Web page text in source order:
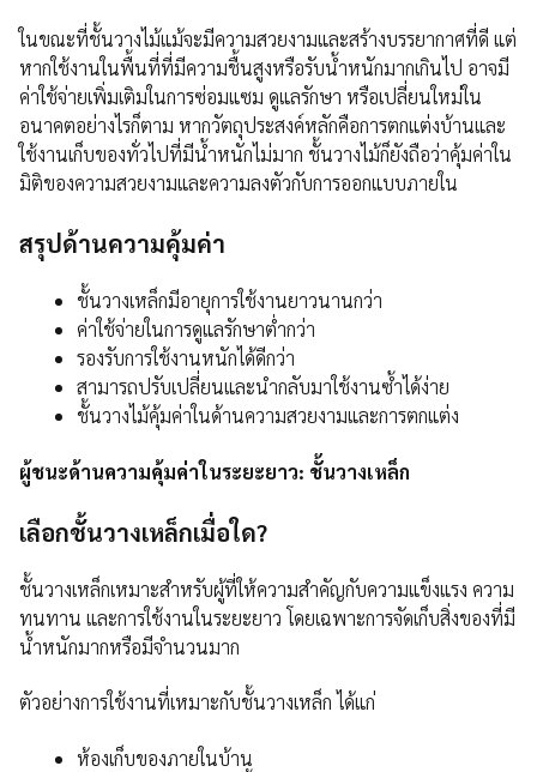
ในขณะที่ชั้นวางไม้แม้จะมีความสวยงามและสร้างบรรยากาศที่ดี แต่
หากใช้งานในพื้นที่ที่มีความชื้นสูงหรือรับน้ำหนักมากเกินไป อาจมี
ค่าใช้จ่ายเพิ่มเติมในการซ่อมแซม ดูแลรักษา หรือเปลี่ยนใหม่ใน
อนาคตอย่างไรก็ตาม หากวัตถุประสงค์หลักคือการตกแต่งบ้านและ
ใช้งานเก็บของทั่วไปที่มีน้ำหนักไม่มาก ชั้นวางไม้ก็ยังถือว่าคุ้มค่าใน
มิติของความสวยงามและความลงตัวกับการออกแบบภายใน
สรุปด้านความคุ้มค่า
ชั้นวางเหล็กมีอายุการใช้งานยาวนานกว่า
ค่าใช้จ่ายในการดูแลรักษาต่ำกว่า
รองรับการใช้งานหนักได้ดีกว่า
สามารถปรับเปลี่ยนและนำกลับมาใช้งานซ้ำได้ง่าย
ชั้นวางไม้คุ้มค่าในด้านความสวยงามและการตกแต่ง
ผู้ชนะด้านความคุ้มค่าในระยะยาว: ชั้นวางเหล็ก
เลือกชั้นวางเหล็กเมื่อใด?
ชั้นวางเหล็กเหมาะสำหรับผู้ที่ให้ความสำคัญกับความแข็งแรง ความ
ทนทาน และการใช้งานในระยะยาว โดยเฉพาะการจัดเก็บสิ่งของที่มี
น้ำหนักมากหรือมีจำนวนมาก
ตัวอย่างการใช้งานที่เหมาะกับชั้นวางเหล็ก ได้แก่
ห้องเก็บของภายในบ้าน